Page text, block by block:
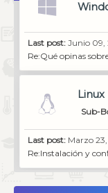
Last post: Junio 09,
Re:Qué opinas
Linux
Sub-
Last post: Marzo
Re:Instalación y